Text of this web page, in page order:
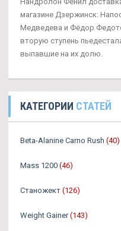
магазине Дзержинск:
Медведева и Фёдор
вторую ступень
выпавшие на их долю.
КАТЕГОРИИ СТАТЕЙ
Beta-Alanine Carno Rush (40)
Mass 1200 (46)
Станожект (126)
Weight Gainer (143)